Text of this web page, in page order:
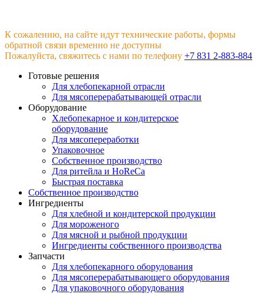
К сожалению, на сайте идут технические работы, формы
обратной связи временно не доступны
Пожалуйста, свяжитесь с нами по телефону +7 831 2-883-884
Готовые решения
Для хлебопекарной отрасли
Для мясоперерабатывающей отрасли
Оборудование
Хлебопекарное и кондитерское
оборудование
Для мясопереработки
Упаковочное
Собственное производство
Для ритейла и HoReCa
Быстрая поставка
Собственное производство
Ингредиенты
Для хлебной и кондитерской продукции
Для мороженого
Для мясной и рыбной продукции
Ингредиенты собственного производства
Запчасти
Для хлебопекарного оборудования
Для мясоперерабатывающего оборудования
Для упаковочного оборудования